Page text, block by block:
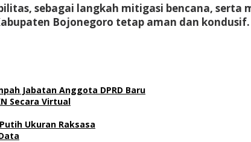
sebagai langkah mitigasi bencana, serta
Bojonegoro tetap aman dan kondusif.
Jabatan Anggota DPRD Baru
Secara Virtual
Ukuran Raksasa